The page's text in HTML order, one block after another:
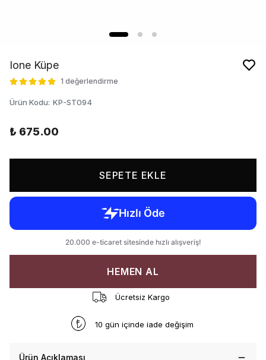
Ione Küpe
1 değerlendirme
Ürün Kodu: KP-ST094
₺ 675.00
SEPETE EKLE
HEMEN AL
Ücretsiz Kargo
10 gün içinde iade değişim
Ürün Açıklaması